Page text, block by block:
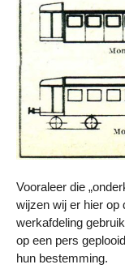
Vooraleer die
wijzen wij er hier op
werkafdeling
op een pers
hun bestemming.